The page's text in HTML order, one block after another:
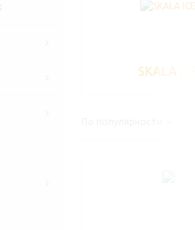
SKALA ICE